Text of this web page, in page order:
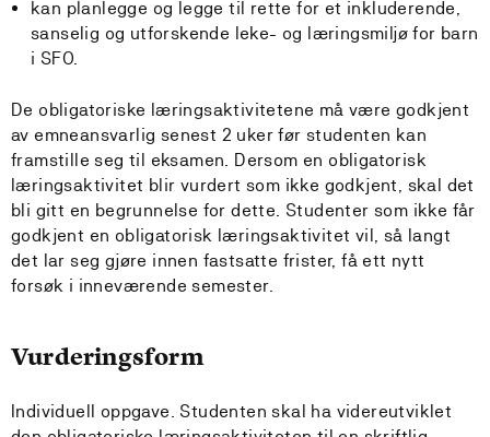
kan planlegge og legge til rette for et inkluderende,
sanselig og utforskende leke- og læringsmiljø for barn
i SFO.
De obligatoriske læringsaktivitetene må være godkjent
av emneansvarlig senest 2 uker før studenten kan
framstille seg til eksamen. Dersom en obligatorisk
læringsaktivitet blir vurdert som ikke godkjent, skal det
bli gitt en begrunnelse for dette. Studenter som ikke får
godkjent en obligatorisk læringsaktivitet vil, så langt
det lar seg gjøre innen fastsatte frister, få ett nytt
forsøk i inneværende semester.
Vurderingsform
Individuell oppgave. Studenten skal ha videreutviklet